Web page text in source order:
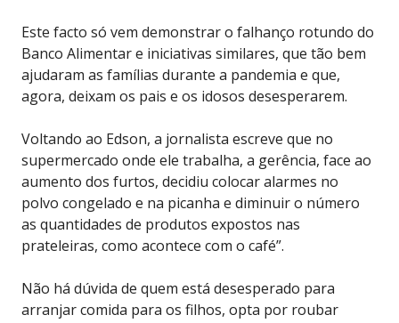
Este facto só vem demonstrar o falhanço rotundo do
Banco Alimentar e iniciativas similares, que tão bem
ajudaram as famílias durante a pandemia e que,
agora, deixam os pais e os idosos desesperarem.
Voltando ao Edson, a jornalista escreve que no
supermercado onde ele trabalha, a gerência, face ao
aumento dos furtos, decidiu colocar alarmes no
polvo congelado e na picanha e diminuir o número
as quantidades de produtos expostos nas
prateleiras, como acontece com o café”.
Não há dúvida de quem está desesperado para
arranjar comida para os filhos, opta por roubar